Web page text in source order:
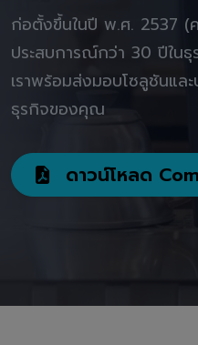
ก่อตั้งขึ้นในปี พ.ศ. 2537 (
ประสบการณ์กว่า 30 ปีในธุ
เราพร้อมส่งมอบโซลูชันแล
ธุรกิจของคุณ
ดาวน์โหลด